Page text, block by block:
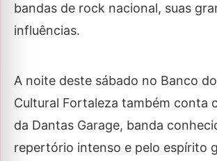
bandas de rock nacional, suas
influências.
A noite deste sábado no Banco
Cultural Fortaleza também conta
da Dantas Garage, banda
repertório intenso e pelo espírito